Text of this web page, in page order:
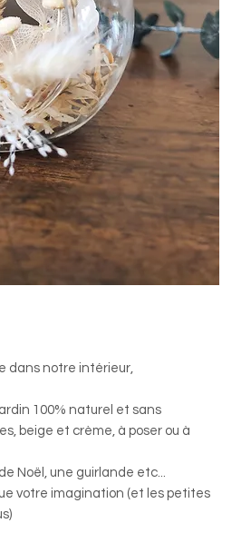
dans notre intérieur,
100% naturel et sans
beige et crème, à poser ou à
Noël, une guirlande etc...
votre imagination (et les petites